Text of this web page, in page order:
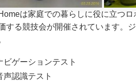
は家庭での暮らしに役に立つ
する競技会が開催されています。
ビゲーションテスト
声認識テスト